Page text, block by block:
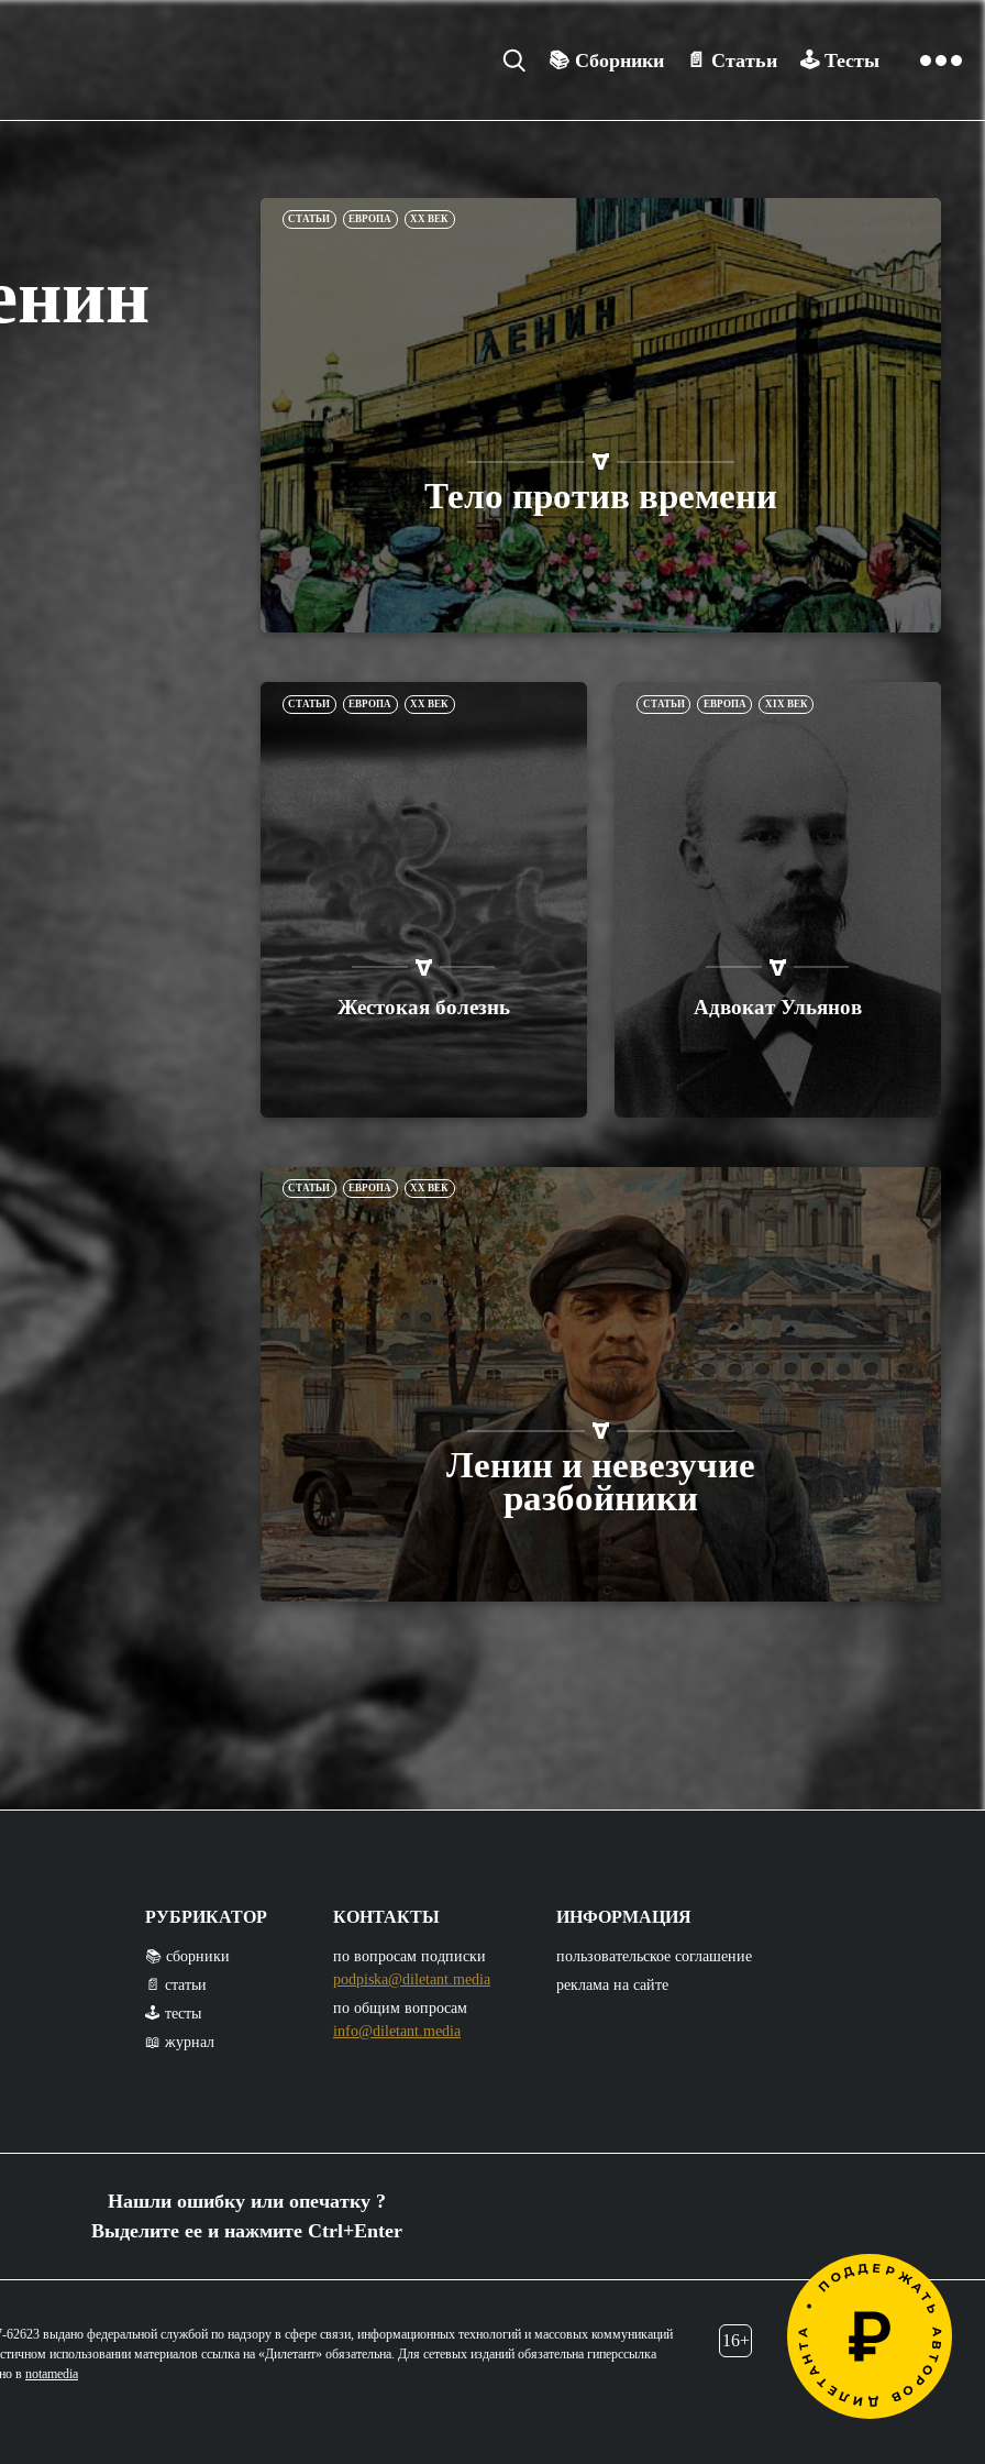
📚 Сборники 📄 Статьи 🕹️ Тесты
СТАТЬИ ЕВРОПА XX ВЕК
Тело против времени
СТАТЬИ ЕВРОПА XX ВЕК
Жестокая болезнь
СТАТЬИ ЕВРОПА XIX ВЕК
Адвокат Ульянов
СТАТЬИ ЕВРОПА XX ВЕК
Ленин и невезучие
разбойники
РУБРИКАТОР
📚 сборники
📄 статьи
🕹️ тесты
📖 журнал
КОНТАКТЫ
по вопросам подписки
podpiska@diletant.media
по общим вопросам
info@diletant.media
ИНФОРМАЦИЯ
пользовательское соглашение
реклама на сайте
Нашли ошибку или опечатку ?
Выделите ее и нажмите Ctrl+Enter
выдано федеральной службой по надзору в сфере связи, информационных технологий и массовых коммуникаций
использовании материалов ссылка на «Дилетант» обязательна. Для сетевых изданий обязательна гиперссылка
в notamedia
16+